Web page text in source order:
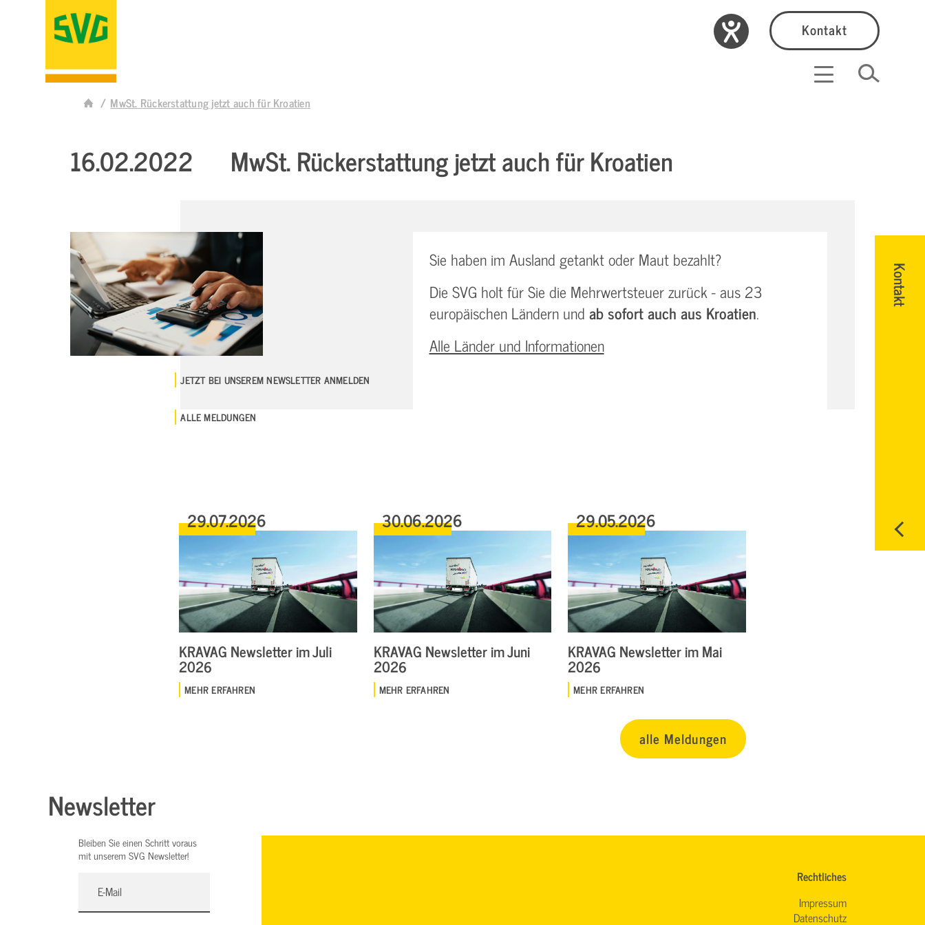
Kontakt
Kontakt
MwSt. Rückerstattung jetzt auch für Kroatien
16.02.2022 MwSt. Rückerstattung jetzt auch für Kroatien
JETZT BEI UNSEREM NEWSLETTER ANMELDEN
ALLE MELDUNGEN
Sie haben im Ausland getankt oder Maut bezahlt?
Die SVG holt für Sie die Mehrwertsteuer zurück - aus 23
europäischen Ländern undab sofort auch aus Kroatien.
Alle Länder und Informationen
29.07.2026
KRAVAG Newsletter im Juli
2026
MEHR ERFAHREN
30.06.2026
KRAVAG Newsletter im Juni
2026
MEHR ERFAHREN
29.05.2026
KRAVAG Newsletter im Mai
2026
MEHR ERFAHREN
alle Meldungen
Newsletter
Bleiben Sie einen Schritt voraus
mit unserem SVG Newsletter!
Rechtliches
Impressum
Datenschutz